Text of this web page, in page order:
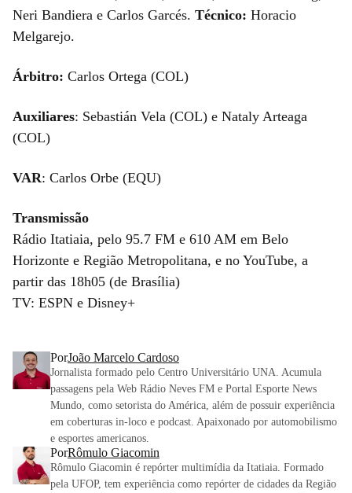
Neri Bandiera e Carlos Garcés. Técnico: Horacio
Melgarejo.
Árbitro: Carlos Ortega (COL)
Auxiliares: Sebastián Vela (COL) e Nataly Arteaga
(COL)
VAR: Carlos Orbe (EQU)
Transmissão
Rádio Itatiaia, pelo 95.7 FM e 610 AM em Belo
Horizonte e Região Metropolitana, e no YouTube, a
partir das 18h05 (de Brasília)
TV: ESPN e Disney+
PorJoão Marcelo Cardoso
Jornalista formado pelo Centro Universitário UNA. Acumula
passagens pela Web Rádio Neves FM e Portal Esporte News
Mundo, como setorista do América, além de possuir experiência
em coberturas in-loco e podcast. Apaixonado por automobilismo
e esportes americanos.
PorRômulo Giacomin
Rômulo Giacomin é repórter multimídia da Itatiaia. Formado
pela UFOP, tem experiência como repórter de cidades da Região